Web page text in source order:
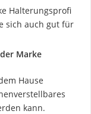
Halterungsprofi
sich auch gut für
Marke
Hause
kann.